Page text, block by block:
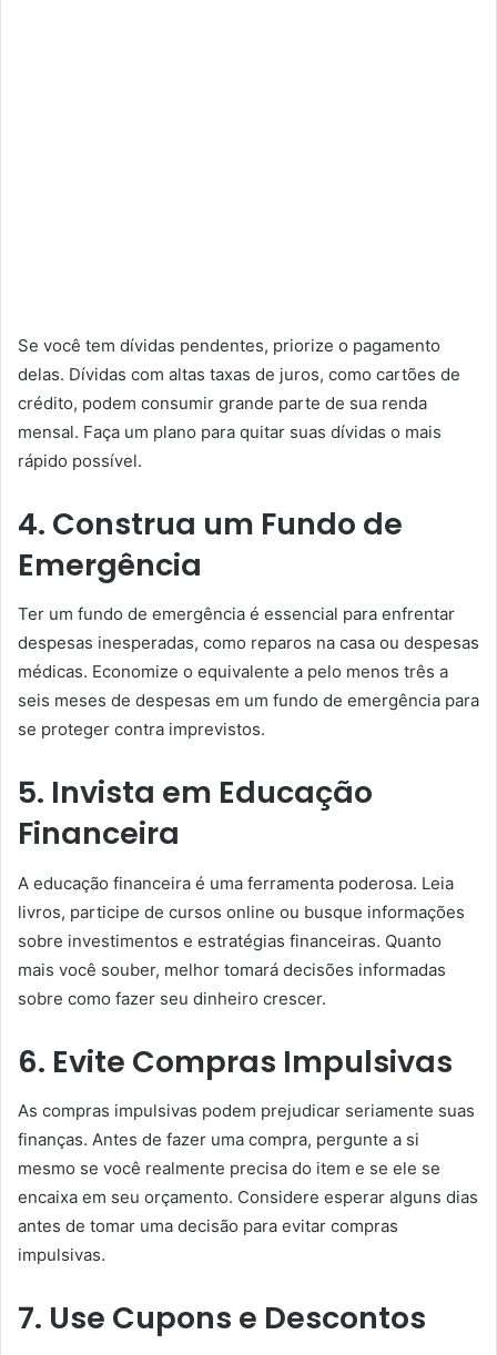
Se você tem dívidas pendentes, priorize o pagamento
delas. Dívidas com altas taxas de juros, como cartões de
crédito, podem consumir grande parte de sua renda
mensal. Faça um plano para quitar suas dívidas o mais
rápido possível.
4. Construa um Fundo de
Emergência
Ter um fundo de emergência é essencial para enfrentar
despesas inesperadas, como reparos na casa ou despesas
médicas. Economize o equivalente a pelo menos três a
seis meses de despesas em um fundo de emergência para
se proteger contra imprevistos.
5. Invista em Educação
Financeira
A educação financeira é uma ferramenta poderosa. Leia
livros, participe de cursos online ou busque informações
sobre investimentos e estratégias financeiras. Quanto
mais você souber, melhor tomará decisões informadas
sobre como fazer seu dinheiro crescer.
6. Evite Compras Impulsivas
As compras impulsivas podem prejudicar seriamente suas
finanças. Antes de fazer uma compra, pergunte a si
mesmo se você realmente precisa do item e se ele se
encaixa em seu orçamento. Considere esperar alguns dias
antes de tomar uma decisão para evitar compras
impulsivas.
7. Use Cupons e Descontos